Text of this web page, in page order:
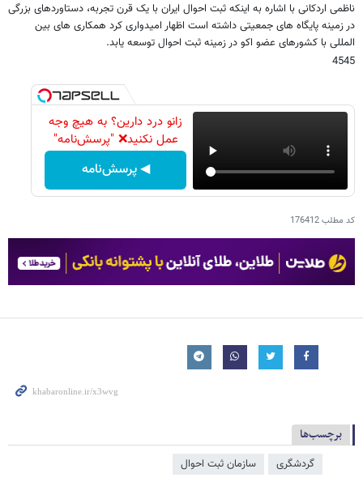
ناظمی اردکانی با اشاره به اینکه ثبت احوال ایران با یک قرن تجربه، دستاوردهای بزرگی
در زمینه پایگاه های جمعیتی داشته است اظهار امیدواری کرد همکاری های بین
المللی با کشورهای عضو اکو در زمینه ثبت احوال توسعه یابد.
4545
زانو درد دارین؟ به هیچ وجه
عمل نکنید❌ "پرسش‌نامه"
◀ پرسش‌نامه
کد مطلب176412
برچسب‌ها
گردشگری سازمان ثبت احوال